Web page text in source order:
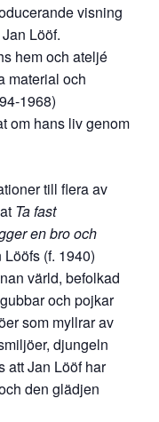
visning
Lööf.
hem och ateljé
material och
1968)
om hans liv genom
till flera av
Ta fast
en bro och
(f. 1940)
värld, befolkad
och pojkar
som myllrar av
djungeln
att Jan Lööf har
den glädjen